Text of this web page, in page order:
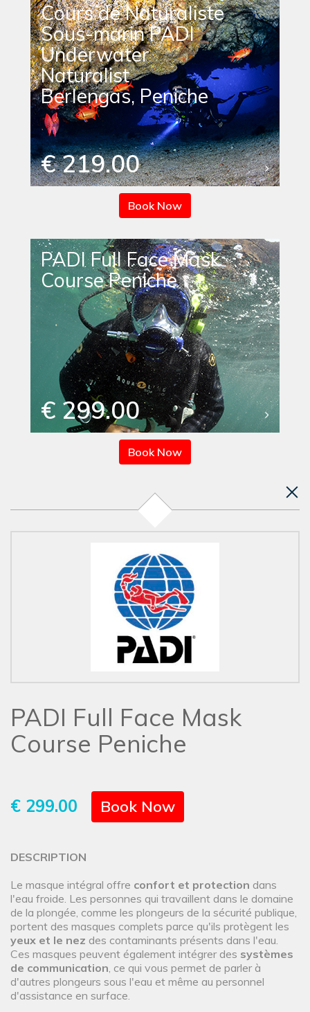
Cours de Naturaliste
Sous-marin PADI
Underwater
Naturalist
Berlengas, Peniche
€ 219.00
Book Now
PADI Full Face Mask
Course Peniche
€ 299.00
Book Now
PADI Full Face Mask
Course Peniche
€ 299.00 Book Now
DESCRIPTION
Le masque intégral offre confort et protection dans
l'eau froide. Les personnes qui travaillent dans le domaine
de la plongée, comme les plongeurs de la sécurité publique,
portent des masques complets parce qu'ils protègent les
yeux et le nez des contaminants présents dans l'eau.
Ces masques peuvent également intégrer des systèmes
de communication, ce qui vous permet de parler à
d'autres plongeurs sous l'eau et même au personnel
d'assistance en surface.